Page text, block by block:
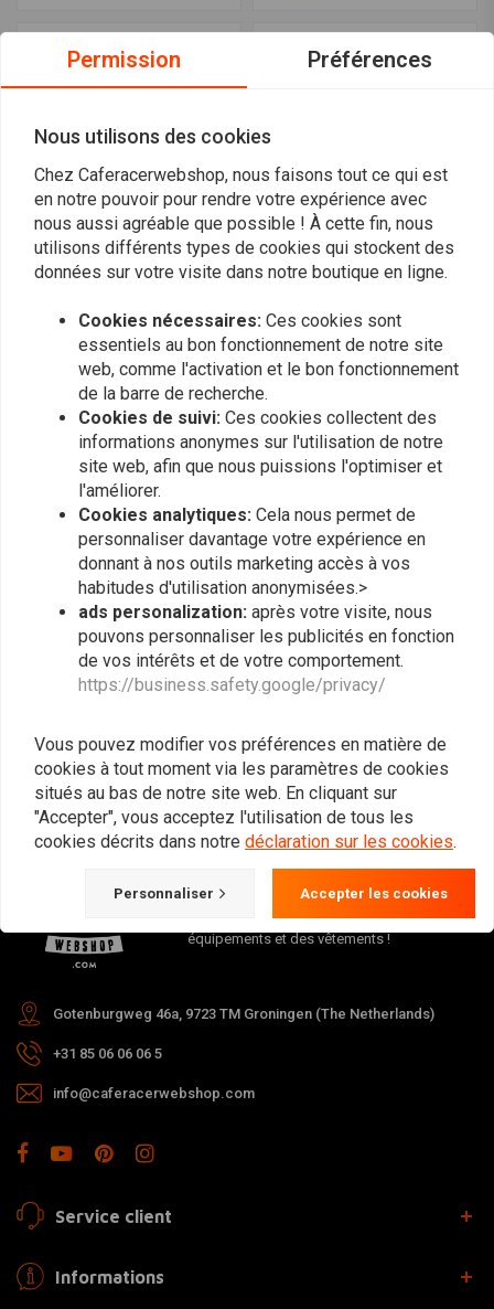
ANDREANI
€634,95
ANDREANI
(KAYABA 41)
Les plus vus
Vous voulez vous tenir au courant ?
S'abonner
Le lieu de rencontre des amateurs de Cafe
équipements et des vêtements !
Gotenburgweg 46a, 9723 TM Groningen (The Netherlands)
+31 85 06 06 06 5
info@caferacerwebshop.com
Service client
Informations
Permission Préférences
Nous utilisons des cookies
Chez Caferacerwebshop, nous faisons tout ce qui est
en notre pouvoir pour rendre votre expérience avec
nous aussi agréable que possible ! À cette fin, nous
utilisons différents types de cookies qui stockent des
données sur votre visite dans notre boutique en ligne.
Cookies nécessaires: Ces cookies sont
essentiels au bon fonctionnement de notre site
web, comme l'activation et le bon fonctionnement
de la barre de recherche.
Cookies de suivi: Ces cookies collectent des
informations anonymes sur l'utilisation de notre
site web, afin que nous puissions l'optimiser et
l'améliorer.
Cookies analytiques: Cela nous permet de
personnaliser davantage votre expérience en
donnant à nos outils marketing accès à vos
habitudes d'utilisation anonymisées.>
ads personalization: après votre visite, nous
pouvons personnaliser les publicités en fonction
de vos intérêts et de votre comportement.
https://business.safety.google/privacy/
Vous pouvez modifier vos préférences en matière de
cookies à tout moment via les paramètres de cookies
situés au bas de notre site web. En cliquant sur
"Accepter", vous acceptez l'utilisation de tous les
cookies décrits dans notre déclaration sur les cookies.
Personnaliser Accepter les cookies